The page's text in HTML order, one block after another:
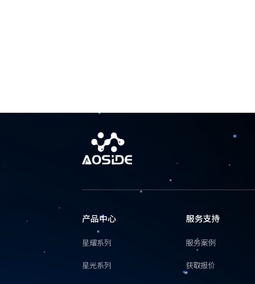
产品中心
星耀系列
星光系列
服务支持
服务案例
获取报价